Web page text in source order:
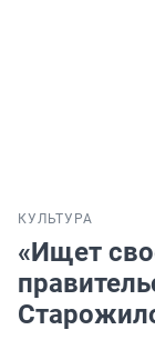
КУЛЬТУРА
«Ищет